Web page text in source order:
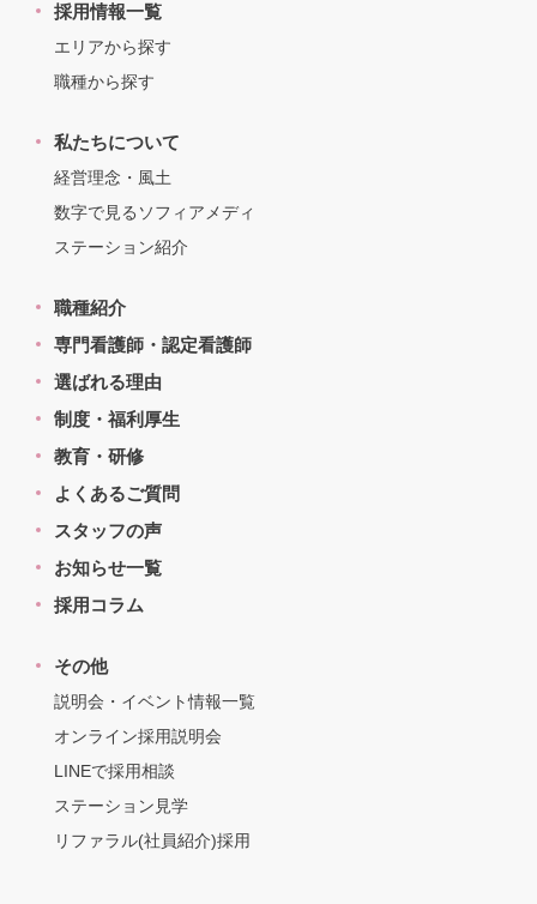
採用情報一覧
エリアから探す
職種から探す
私たちについて
経営理念・風土
数字で見るソフィアメディ
ステーション紹介
職種紹介
専門看護師・認定看護師
選ばれる理由
制度・福利厚生
教育・研修
よくあるご質問
スタッフの声
お知らせ一覧
採用コラム
その他
説明会・イベント情報一覧
オンライン採用説明会
LINEで採用相談
ステーション見学
リファラル(社員紹介)採用